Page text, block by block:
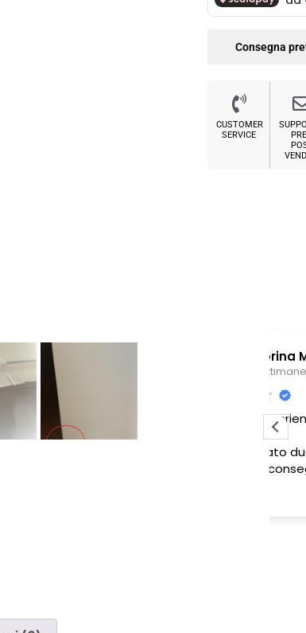
Consegna
CUSTOMER
SERVICE
Pessima esperienza.
stato comunicato che erano in